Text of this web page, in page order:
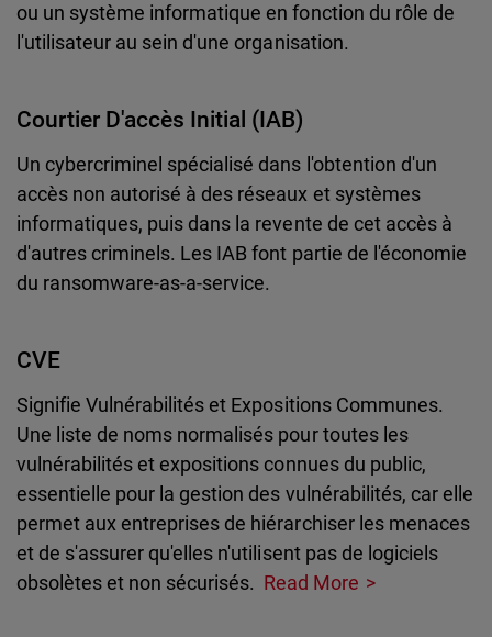
ou un système informatique en fonction du rôle de
l'utilisateur au sein d'une organisation.
Courtier D'accès Initial (IAB)
Un cybercriminel spécialisé dans l'obtention d'un
accès non autorisé à des réseaux et systèmes
informatiques, puis dans la revente de cet accès à
d'autres criminels. Les IAB font partie de l'économie
du ransomware-as-a-service.
CVE
Signifie Vulnérabilités et Expositions Communes.
Une liste de noms normalisés pour toutes les
vulnérabilités et expositions connues du public,
essentielle pour la gestion des vulnérabilités, car elle
permet aux entreprises de hiérarchiser les menaces
et de s'assurer qu'elles n'utilisent pas de logiciels
obsolètes et non sécurisés. Read More